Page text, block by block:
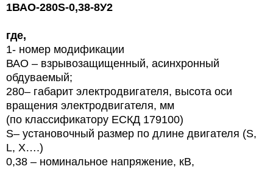
1ВАО-280S-0,38-8У2
где,
1- номер модификации
ВАО – взрывозащищенный, асинхронный
обдуваемый;
280– габарит электродвигателя, высота оси
вращения электродвигателя, мм
(по классификатору ЕСКД 179100)
S– установочный размер по длине двигателя (S,
L, X….)
0,38 – номинальное напряжение, кВ,